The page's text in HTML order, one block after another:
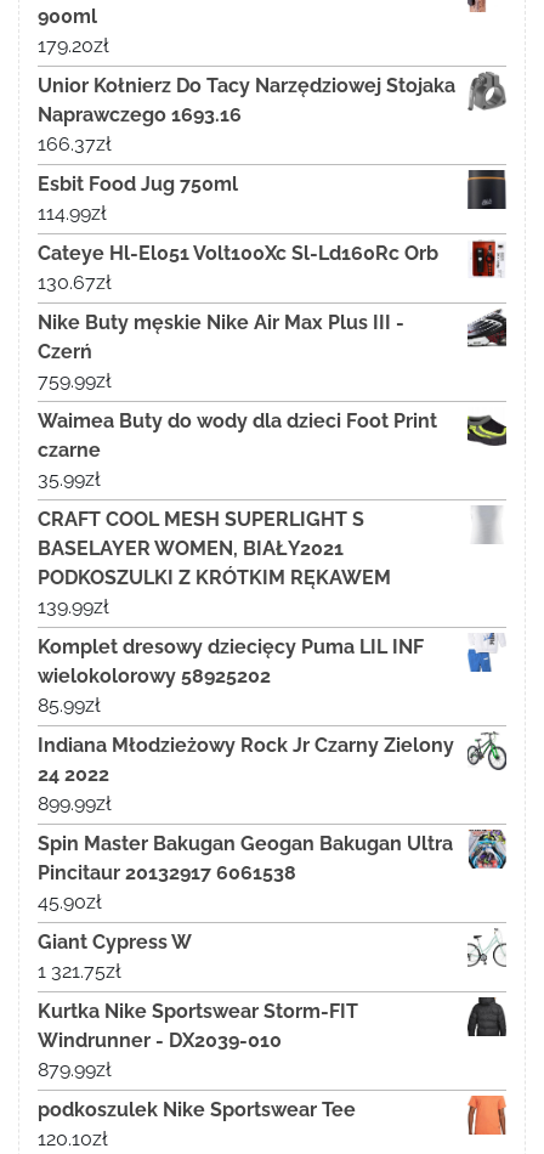
900ml
179.20zł
Unior Kołnierz Do Tacy Narzędziowej Stojaka
Naprawczego 1693.16
166.37zł
Esbit Food Jug 750ml
114.99zł
Cateye Hl-El051 Volt100Xc Sl-Ld160Rc Orb
130.67zł
Nike Buty męskie Nike Air Max Plus III -
Czerń
759.99zł
Waimea Buty do wody dla dzieci Foot Print
czarne
35.99zł
CRAFT COOL MESH SUPERLIGHT S
BASELAYER WOMEN, BIAŁY2021
PODKOSZULKI Z KRÓTKIM RĘKAWEM
139.99zł
Komplet dresowy dziecięcy Puma LIL INF
wielokolorowy 58925202
85.99zł
Indiana Młodzieżowy Rock Jr Czarny Zielony
24 2022
899.99zł
Spin Master Bakugan Geogan Bakugan Ultra
Pincitaur 20132917 6061538
45.90zł
Giant Cypress W
1 321.75zł
Kurtka Nike Sportswear Storm-FIT
Windrunner - DX2039-010
879.99zł
podkoszulek Nike Sportswear Tee
120.10zł